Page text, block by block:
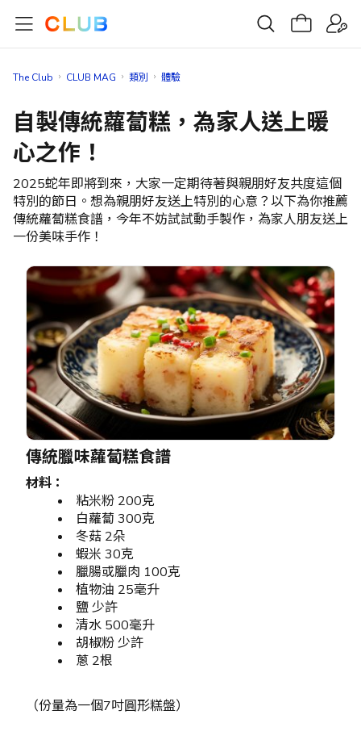
The Club CLUB MAG 類別 體驗
自製傳統蘿蔔糕，為家人送上暖
心之作！
2025蛇年即將到來，大家一定期待著與親朋好友共度這個
特別的節日。想為親朋好友送上特別的心意？以下為你推薦
傳統蘿蔔糕食譜，今年不妨試試動手製作，為家人朋友送上
一份美味手作！
傳統臘味蘿蔔糕食譜
材料：
粘米粉 200克
白蘿蔔 300克
冬菇 2朵
蝦米 30克
臘腸或臘肉 100克
植物油 25毫升
鹽 少許
清水 500毫升
胡椒粉 少許
蔥 2根
（份量為一個7吋圓形糕盤）